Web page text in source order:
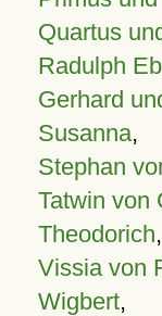
Quartus
Radulph
Gerhard
Susanna,
Stephan
Tatwin von
Theodorich,
Vissia von
Wigbert,